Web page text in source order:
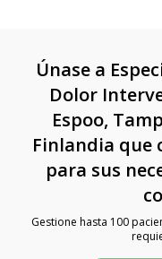
Únase a
Dolor
Espoo,
Finlandia que
para sus
Gestione hasta 100